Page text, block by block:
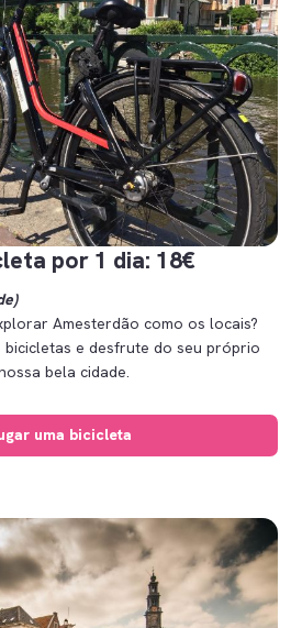
por 1 dia: 18€
Amesterdão como os locais?
bicicletas e desfrute do seu próprio
bela cidade.
uma bicicleta